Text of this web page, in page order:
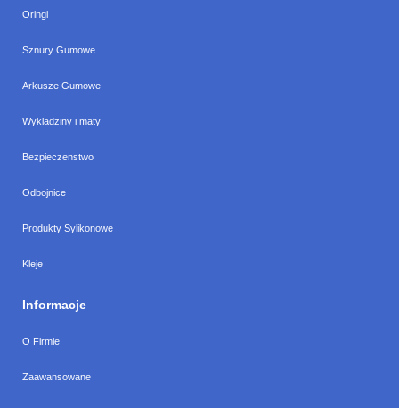
Oringi
Sznury Gumowe
Arkusze Gumowe
Wykladziny i maty
Bezpieczenstwo
Odbojnice
Produkty Sylikonowe
Kleje
Informacje
O Firmie
Zaawansowane